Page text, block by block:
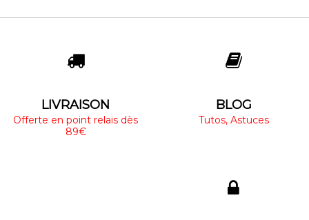
LIVRAISON
Offerte en point relais dès
89€
BLOG
Tutos, Astuces